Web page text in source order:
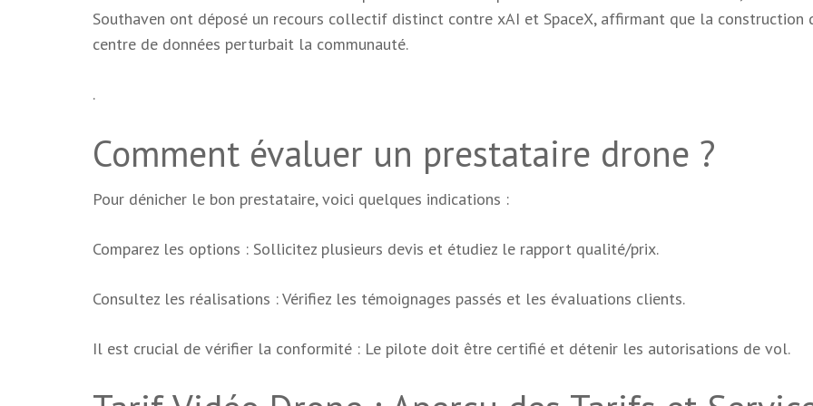
Southaven ont déposé un recours collectif distinct contre xAI et SpaceX, affirmant que la construction
centre de données perturbait la communauté.
.
Comment évaluer un prestataire drone ?
Pour dénicher le bon prestataire, voici quelques indications :
Comparez les options : Sollicitez plusieurs devis et étudiez le rapport qualité/prix.
Consultez les réalisations : Vérifiez les témoignages passés et les évaluations clients.
Il est crucial de vérifier la conformité : Le pilote doit être certifié et détenir les autorisations de vol.